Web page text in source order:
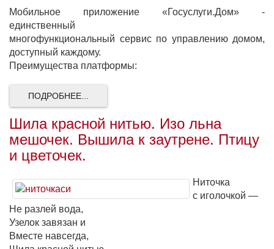
Мобильное приложение «Госуслуги.Дом» -
единственный
многофункциональный сервис по управлению домом,
доступный каждому.
Преимущества платформы:
ПОДРОБНЕЕ...
Шила красной нитью. Изо льна
мешочек. Вышила к заутрене. Птицу
и цветочек.
Ниточка
с иголочкой —
Не разлей вода,
Узелок завязан и
Вместе навсегда,